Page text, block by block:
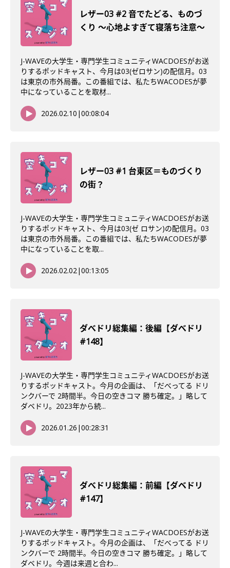
レザー03 #2 音でたどる、ものづ
くり 〜心地よすぎて寝落ち注意〜
J-WAVEの大学生・専門学生コミュニティWACDOESがお送
りするポッドキャスト、今月は03(ゼロサン)の配信月。03
は東京の市外局番。この番組では、私たちWACODESが夢
中になっていることを取材...
2026.02.10 |00:08:04
レザー03 #1 台東区＝ものづくり
の街？
J-WAVEの大学生・専門学生コミュニティWACDOESがお送
りするポッドキャスト、今月は03(ゼ ロサン)の配信月。03
は東京の市外局番。この番組では、私たちWACODESが夢
中になっていることを取...
2026.02.02|00:13:05
ダべドリ総集編：後編【ダべドリ
#148】
J-WAVEの大学生・専門学生コミュニティWACDOESがお送
りするポッドキャスト。今月の企画は、「だべってる ドリ
ンクバーで 2時間半。今日の空きコマ 勝ち確定。」略して
ダベドリ。2023年から続...
2026.01.26 |00:28:31
ダべドリ総集編：前編【ダベドリ
#147】
J-WAVEの大学生・専門学生コミュニティWACDOESがお送
りするポッドキャスト。今月の企画は、「だべってる ドリ
ンクバーで 2時間半。今日の空きコマ 勝ち確定。」略して
ダベドリ。今週は来週と合わ...